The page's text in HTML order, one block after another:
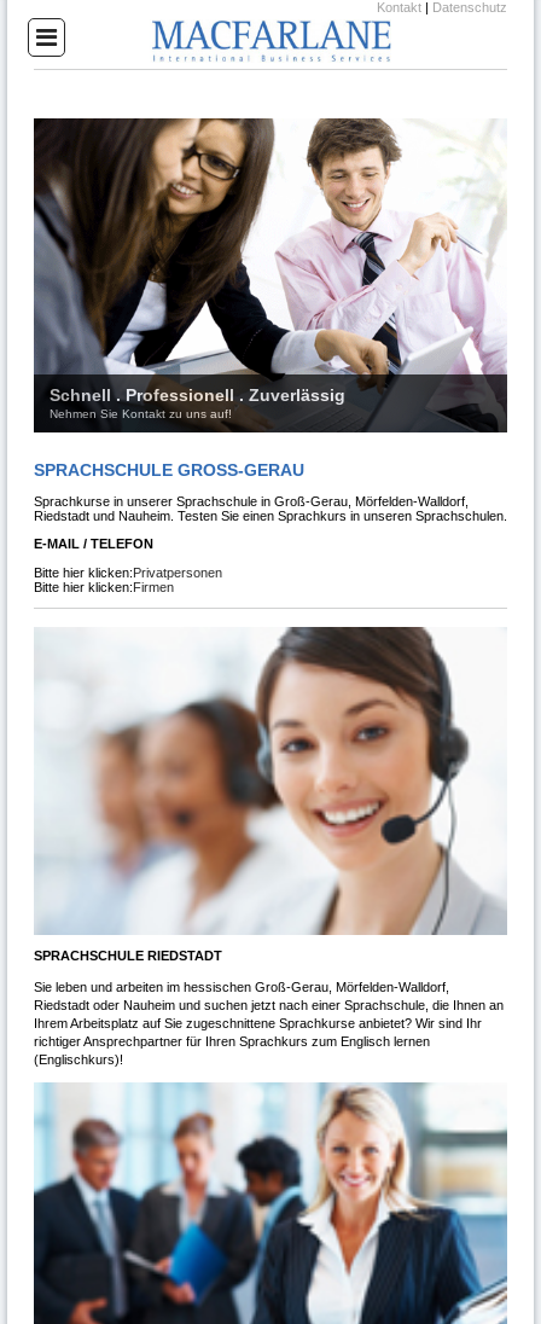
Kontakt | Datenschutz
Schnell . Professionell . Zuverlässig
Nehmen Sie Kontakt zu uns auf!
SPRACHSCHULE GROSS-GERAU
Sprachkurse in unserer Sprachschule in Groß-Gerau, Mörfelden-Walldorf,
Riedstadt und Nauheim. Testen Sie einen Sprachkurs in unseren Sprachschulen.
E-MAIL / TELEFON
Bitte hier klicken:Privatpersonen
Bitte hier klicken:Firmen
SPRACHSCHULE RIEDSTADT
Sie leben und arbeiten im hessischen Groß-Gerau, Mörfelden-Walldorf,
Riedstadt oder Nauheim und suchen jetzt nach einer Sprachschule, die Ihnen an
Ihrem Arbeitsplatz auf Sie zugeschnittene Sprachkurse anbietet? Wir sind Ihr
richtiger Ansprechpartner für Ihren Sprachkurs zum Englisch lernen
(Englischkurs)!